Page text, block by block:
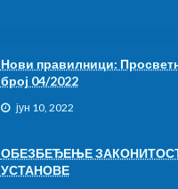
Нови правилници:
број 04/2022
јун 10, 2022
ОБЕЗБЕЂЕЊЕ
УСТАНОВЕ